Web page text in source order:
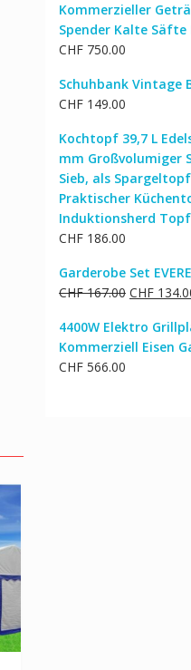
Kommerzieller
Spender Kalte
CHF 750.00
Schuhbank Vintage
CHF 149.00
Kochtopf 39,7 L
mm Großvolumiger
Sieb, als
Praktischer
Induktionsherd
CHF 186.00
Garderobe Set
CHF167.00
war:
CHF
CHF
4400W Elektro
Kommerziell Eisen
CHF 566.00